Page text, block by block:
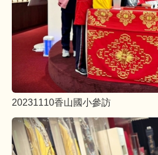
20231110香山國小參訪